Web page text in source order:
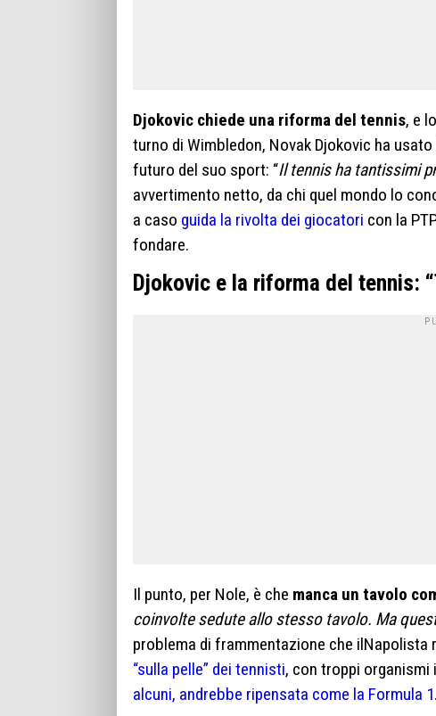
Djokovic chiede una riforma del tennis, e
turno di Wimbledon, Novak Djokovic ha
futuro del suo sport: “Il tennis ha tantissimi
avvertimento netto, da chi quel mondo lo
a caso guida la rivolta dei giocatori con la
fondare.
Djokovic e la riforma del tennis:
Il punto, per Nole, è che manca un tavolo
coinvolte sedute allo stesso tavolo. Ma
problema di frammentazione che ilNapolista
“sulla pelle” dei tennisti, con troppi
alcuni, andrebbe ripensata come la Formula 1.